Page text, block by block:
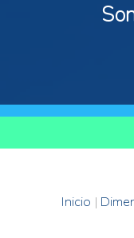
Inicio |